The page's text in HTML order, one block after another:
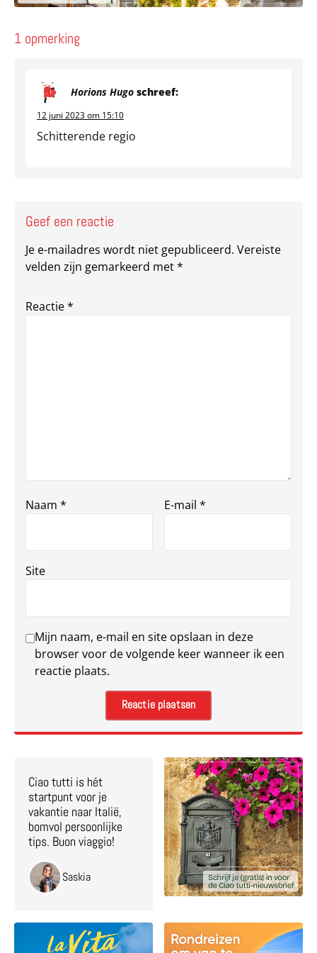
1 opmerking
Horions Hugo schreef:
12 juni 2023 om 15:10
Schitterende regio
Geef een reactie
Je e-mailadres wordt niet gepubliceerd. Vereiste
velden zijn gemarkeerd met*
Reactie*
Naam * E-mail *
Site
Mijn naam, e-mail en site opslaan in deze
browser voor de volgende keer wanneer ik een
reactie plaats.
Ciao tutti is hét
startpunt voor je
vakantie naar Italië,
bomvol persoonlijke
tips. Buon viaggio!
Saskia